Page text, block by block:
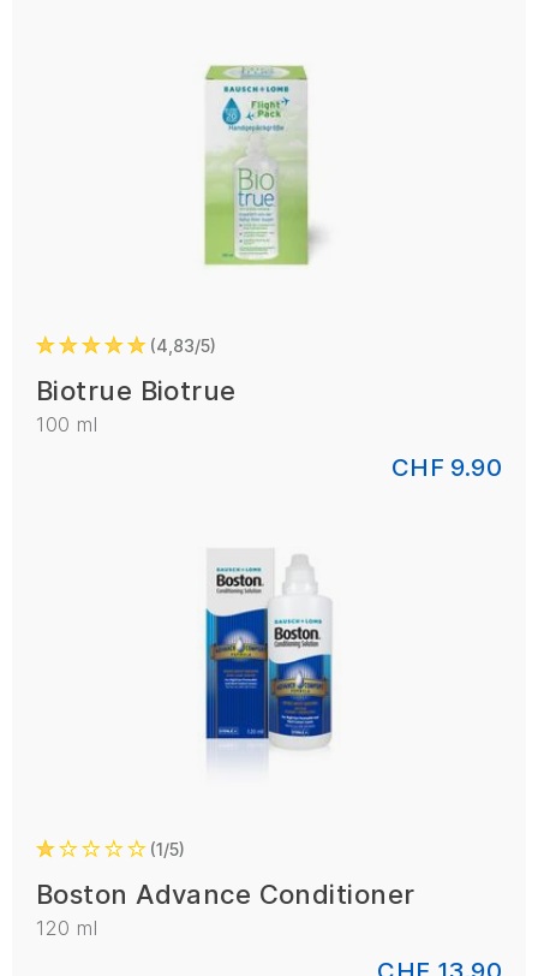
4,83/5
Biotrue Biotrue
100 ml
CHF 9.90
1/5
Boston Advance Conditioner
120 ml